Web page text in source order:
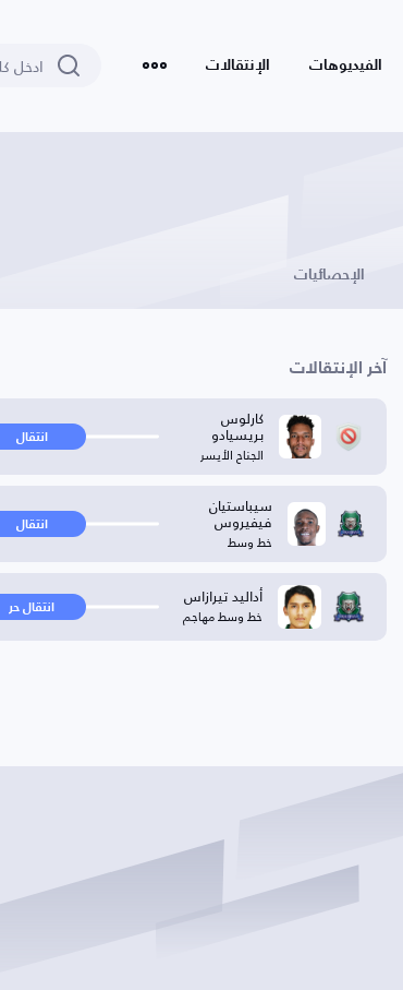
الفيديوهات الإنتقالات
الإحصائيات
آخر الإنتقالات
كارلوس
بريسيادو
الجناح الأيسر
انتقال
سيباستيان
فيفيروس
خط وسط
انتقال
أداليد تيرازاس
خط وسط مهاجم انتقال حر